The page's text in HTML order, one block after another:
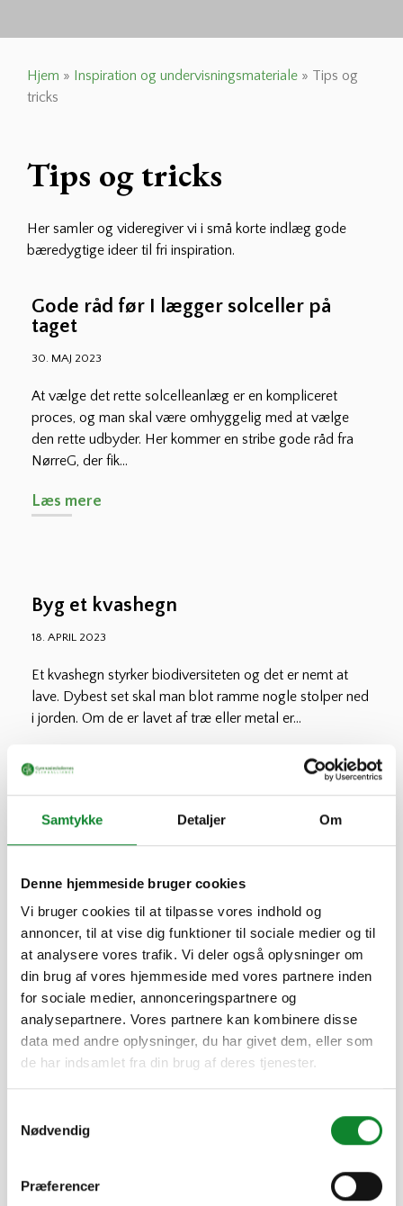
Samtykke Detaljer Om
Denne hjemmeside bruger cookies
Vi bruger cookies til at tilpasse vores indhold og
annoncer, til at vise dig funktioner til sociale medier og til
at analysere vores trafik. Vi deler også oplysninger om
din brug af vores hjemmeside med vores partnere inden
for sociale medier, annonceringspartnere og
analysepartnere. Vores partnere kan kombinere disse
data med andre oplysninger, du har givet dem, eller som
de har indsamlet fra din brug af deres tjenester.
Nødvendig
Præferencer
Hjem » Inspiration og undervisningsmateriale » Tips og
tricks
Tips og tricks
Her samler og videregiver vi i små korte indlæg gode
bæredygtige ideer til fri inspiration.
Gode råd før I lægger solceller på
taget
30. MAJ 2023
At vælge det rette solcelleanlæg er en kompliceret
proces, og man skal være omhyggelig med at vælge
den rette udbyder. Her kommer en stribe gode råd fra
NørreG, der fik...
Læs mere
Byg et kvashegn
18. APRIL 2023
Et kvashegn styrker biodiversiteten og det er nemt at
lave. Dybest set skal man blot ramme nogle stolper ned
i jorden. Om de er lavet af træ eller metal er...
20. MARTS 2023
Danske Erhvervsskoler og -Gymnasier har udviklet et
værktøj, der viser konkrete eksempler på tiltag og mål,
der kan skabe en mere bæredygtig skoledrift. Og her er
der inspiration at hente...
Læs mere
Find vej gennem greenwashing-
indkøb